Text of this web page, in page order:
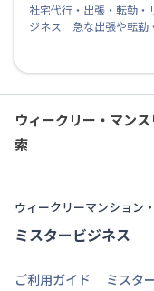
社宅代行・出張・転勤
ジネス 急な出張や転勤
ウィークリー・マン
索
ウィークリーマンション
ミスタービジネス
ご利用ガイド ミスタ